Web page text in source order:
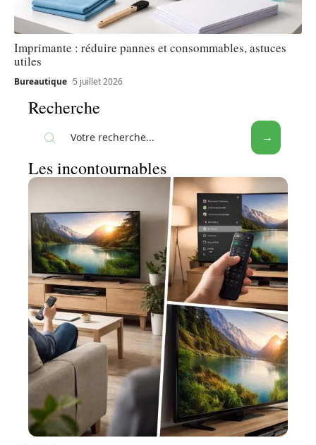
Imprimante : réduire pannes et consommables, astuces
utiles
Bureautique 5 juillet 2026
Recherche
Les incontournables